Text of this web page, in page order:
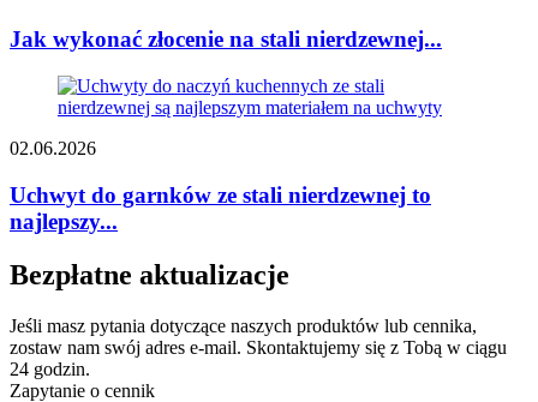
Jak wykonać złocenie na stali nierdzewnej...
02.06.2026
Uchwyt do garnków ze stali nierdzewnej to
najlepszy...
Bezpłatne aktualizacje
Jeśli masz pytania dotyczące naszych produktów lub cennika,
zostaw nam swój adres e-mail. Skontaktujemy się z Tobą w ciągu
24 godzin.
Zapytanie o cennik